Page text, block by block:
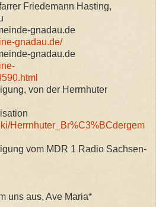
Friedemann Hasting,
gnadau.de
gnadau.de/
gnadau.de
von der Herrnhuter
Herrnhuter_Br%C3%BCdergem
vom MDR 1 Radio Sachsen-
uns aus, Ave Maria*